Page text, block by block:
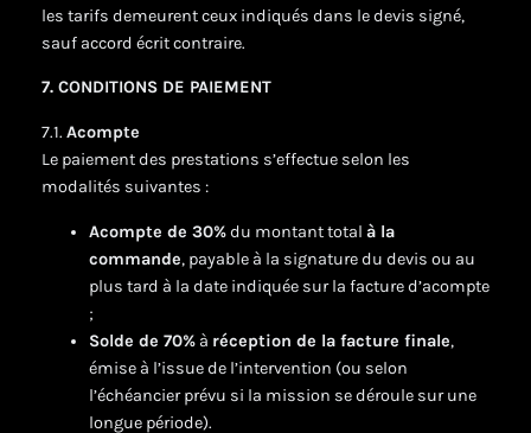
les tarifs demeurent ceux indiqués dans le devis signé,
sauf accord écrit contraire.
7. CONDITIONS DE PAIEMENT
7.1. Acompte
Le paiement des prestations s’effectue selon les
modalités suivantes :
Acompte de 30%du montant total à la
commande, payable à la signature du devis ou au
plus tard à la date indiquée sur la facture d’acompte
;
Solde de 70%à réception de la facture finale,
émise à l’issue de l’intervention (ou selon
l’échéancier prévu si la mission se déroule sur une
longue période).